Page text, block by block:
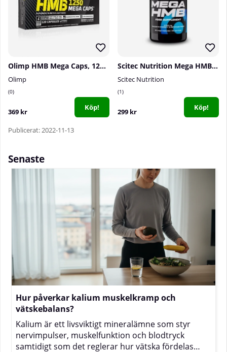
Olimp HMB Mega Caps, 120 caps
Olimp
0
369 kr Köp!
Scitec Nutrition Mega HMB, 90 caps
Scitec Nutrition
1
299 kr Köp!
Publicerat: 2022-11-13
Senaste
Hur påverkar kalium muskelkramp och
vätskebalans?
Kalium är ett livsviktigt mineralämne som styr
nervimpulser, muskelfunktion och blodtryck
samtidigt som det reglerar hur vätska fördelas